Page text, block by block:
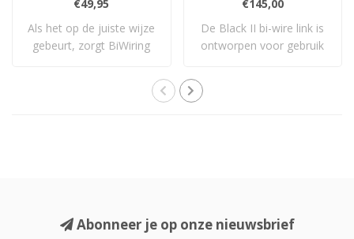
€49,95
Als het op de juiste wijze
gebeurt, zorgt BiWiring
€145,00
De Black II bi-wire link is
ontworpen voor gebruik
Abonneer je op onze nieuwsbrief